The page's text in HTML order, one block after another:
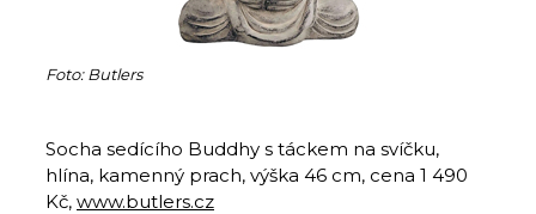
Foto: Butlers
Socha sedícího Buddhy s táckem na svíčku,
hlína, kamenný prach, výška 46 cm, cena 1 490
Kč, www.butlers.cz